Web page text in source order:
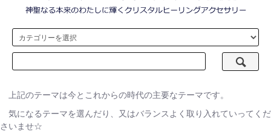
上記のテーマは今とこれからの時代の主要なテーマです。
気になるテーマを選んだり、又はバランスよく取り入れていってくだ
さいませ☆